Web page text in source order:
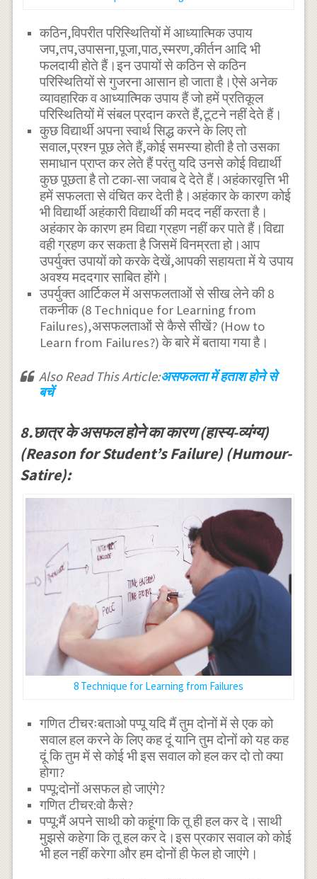
कठिन,विपरीत परिस्थितियों में आध्यात्मिक उपाय
जप,तप,उपासना,पूजा,पाठ,स्मरण,कीर्तन आदि भी
फलदायी होते हैं।इन उपायों से कठिन से कठिन
परिस्थितियों से गुजरना आसान हो जाता है।ऐसे अनेक
व्यावहारिक व आध्यात्मिक उपाय हैं जो हमें प्रतिकूल
परिस्थितियों में संबल प्रदान करते हैं,टूटने नहीं देते हैं।
कुछ विद्यार्थी अपना स्वार्थ सिद्ध करने के लिए तो
सवाल,प्रश्न पूछ लेते हैं,कोई समस्या होती है तो उसका
समाधान प्राप्त कर लेते हैं परंतु यदि उनसे कोई विद्यार्थी
कुछ पूछता है तो टका-सा जवाब दे देते हैं।अहंकारवृत्ति भी
हमें सफलता से वंचित कर देती है।अहंकार के कारण कोई
भी विद्यार्थी अहंकारी विद्यार्थी की मदद नहीं करता है।
अहंकार के कारण हम विद्या ग्रहण नहीं कर पाते हैं।विद्या
वही ग्रहण कर सकता है जिसमें विनम्रता हो।आप
उपर्युक्त उपायों को करके देखें,आपकी सहायता में ये उपाय
अवश्य मददगार साबित होंगे।
उपर्युक्त आर्टिकल में असफलताओं से सीख लेने की 8
तकनीक (8 Technique for Learning from
Failures),असफलताओं से कैसे सीखें? (How to
Learn from Failures?) के बारे में बताया गया है।
Also Read This Article:असफलता में हताश होने से
बचें
8.छात्र के असफल होने का कारण (हास्य-व्यंग्य)
(Reason for Student’s Failure) (Humour-
Satire):
8 Technique for Learning from Failures
गणित टीचरःबताओ पप्पू यदि मैं तुम दोनों में से एक को
सवाल हल करने के लिए कह दूं यानि तुम दोनों को यह कह
दूं कि तुम में से कोई भी इस सवाल को हल कर दो तो क्या
होगा?
पप्पू:दोनों असफल हो जाएंगे?
गणित टीचर:वो कैसे?
पप्पू:मैं अपने साथी को कहूंगा कि तू ही हल कर दे।साथी
मुझसे कहेगा कि तू हल कर दे।इस प्रकार सवाल को कोई
भी हल नहीं करेगा और हम दोनों ही फेल हो जाएंगे।